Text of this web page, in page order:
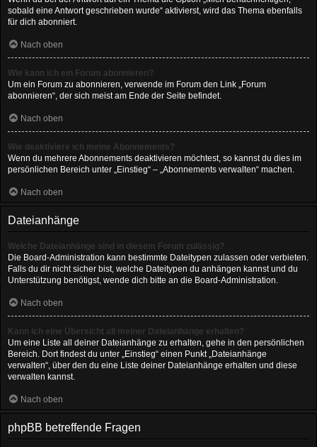
sobald eine Antwort geschrieben wurde“ aktivierst, wird das Thema ebenfalls
für dich abonniert.
Nach oben
Wie kann ich ein Forum abonnieren?
Um ein Forum zu abonnieren, verwende im Forum den Link „Forum
abonnieren“, der sich meist am Ende der Seite befindet.
Nach oben
Wie deaktiviere ich meine Abonnements?
Wenn du mehrere Abonnements deaktivieren möchtest, so kannst du dies im
persönlichen Bereich unter „Einstieg“ – „Abonnements verwalten“ machen.
Nach oben
Dateianhänge
Welche Dateianhänge sind in diesem Forum zulässig?
Die Board-Administration kann bestimmte Dateitypen zulassen oder verbieten.
Falls du dir nicht sicher bist, welche Dateitypen du anhängen kannst und du
Unterstützung benötigst, wende dich bitte an die Board-Administration.
Nach oben
Kann ich eine Übersicht all meiner Dateianhänge erhalten?
Um eine Liste all deiner Dateianhänge zu erhalten, gehe in den persönlichen
Bereich. Dort findest du unter „Einstieg“ einen Punkt „Dateianhänge
verwalten“, über den du eine Liste deiner Dateianhänge erhalten und diese
verwalten kannst.
Nach oben
phpBB betreffende Fragen